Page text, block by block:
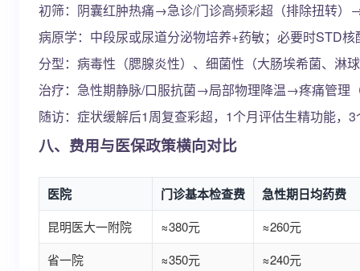
初筛：阴囊红肿热痛→急诊/门诊高频彩超（排除扭转）
病原学：中段尿或尿道分泌物培养+药敏；必要时STD核
分型：病毒性（腮腺炎性）、细菌性（大肠埃希菌、淋
治疗：急性期静脉/口服抗菌→局部物理降温→疼痛管理
随访：症状缓解后1周复查彩超，1个月评估生精功能，
八、费用与医保政策横向对比
医院 门诊基本检查费 急性期日均药费
昆明医大一附院 ≈380元
≈260元
省一院
≈350元 ≈240元